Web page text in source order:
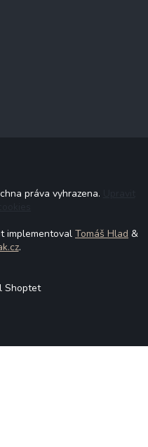
práva vyhrazena.
implementoval Tomáš Hlad &
.
Shoptet